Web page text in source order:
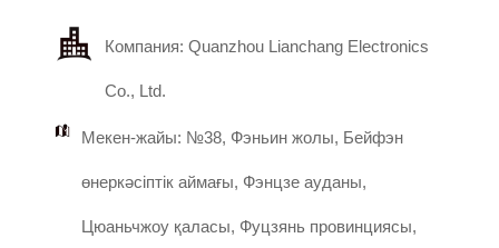
Компания: Quanzhou Lianchang Electronics
Co., Ltd.
Мекен-жайы: №38, Фэньин жолы, Бейфэн
өнеркәсіптік аймағы, Фэнцзе ауданы,
Цюаньчжоу қаласы, Фуцзянь провинциясы,